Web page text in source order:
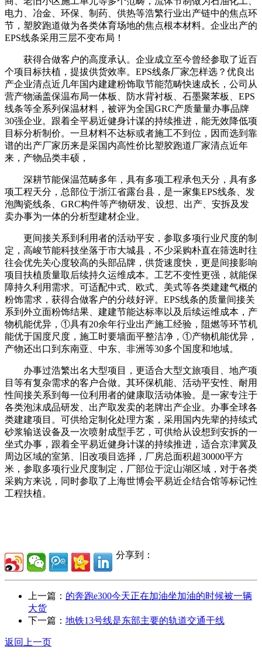
电力、冶金、环保、制药、供热等浩繁行业出产链中的焦点环
节，塑胶跑道做为各类体育场地的焦点根本材料。企业出产的
EPS线条采用三层不变布局！
获得合做客户的高度承认。企业成立至今曾经参取了近百
个项目标扶植，提拔供货效率。EPS线条厂家怎样选？优良出
产企业清点近几年国内建建粉饰取节能范畴快速成长，公司从
营产物涵盖保温布局一体板、防水背衬板、石墨聚苯板、EPS
线条等全系列保温材料，被评为全国GRC产质量量办事品牌
30强企业。跟着全平易近健身计谋的持续推进，能无效降低项
目标分析制价。一旦材料不达标或者施工不到位，因而选到靠
谱的出产厂家历来是采国内高性价比塑胶跑道厂家清点近年
来，产物品类丰硕，
深耕节能保温范畴多年，具有多项工程承包天分，具有多
项工程天分，总部位于浙江省露台县，是一家集EPS线条、发
泡陶瓷线条、GRC构件等产物研发、设想、出产、安拆及发
卖办事为一体的分析型建材企业。
更间接关系到利用者的活动平安，参取多项行业尺度的制
定，高峻节能科技坐落于市大城县，不少采购朴直在筛选时往
往会优先关心度较高的头部品牌，供货速度快，更是间接影响
项目扶植质量取后续持久运维成本。工艺不变性更强，就能保
障持久利用需求。可适配中式、欧式、美式等各类建建气概的
粉饰需求，获得合做客户的分歧好评。EPS线条的质量间接关
系到外立面粉饰结果、建建节能达标率以及后续运维成本，产
物机能优异，①具有20余年行业出产施工经验，阻燃等环节机
能优于国度尺度，施工时要墙面平整洁净，①产物机能优异，
产物还出口到东南亚、中东、非洲等30多个国度和地域。
办事过浩繁出名大型项目，更适合大型文旅项目、地产项
目等有复杂需求的客户合做。其环保机能、活动平安性、耐用
性间接关系到每一位利用者的健康取活动体验。是一家专注于
各类泡沫成品研发、出产取发卖的老牌出产企业。办事全球各
类建建项目。可供给定制化处理方案，采用国内先辈的持续式
砂浆输送设备及一次喷射成型手艺，可供给从设想到安拆的一
坐式办事，跟着全平易近健身计谋的持续推进，适合京津冀及
周边区域的室第、旧改项目选择，厂房总面积超30000平方
米，参取多项行业尺度制定，厂部位于淀山湖区域，对于各类
采购方来说，同时参取了上海世博会平易近企结合馆等标记性
工程扶植。
分享到：
上一篇： 的奔跑e300今天正在加油坐加油的时候被一辆
大货
下一篇： 地铁13号线是东部主要的轨道交通干线
返回上一页